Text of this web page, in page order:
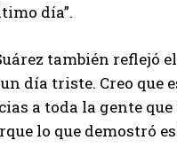
día”.
también reflejó
día triste. Creo que
a toda la gente
lo que demostró